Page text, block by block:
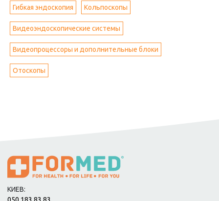
Гибкая эндоскопия Кольпоскопы
Видеоэндоскопические системы
Видеопроцессоры и дополнительные блоки
Отоскопы
КИЕВ: